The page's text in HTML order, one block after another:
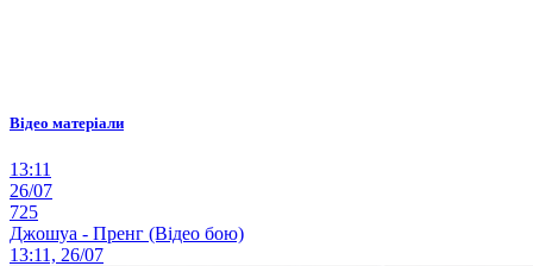
Відео матеріали
13:11
26/07
725
Джошуа - Пренг (Відео бою)
13:11, 26/07